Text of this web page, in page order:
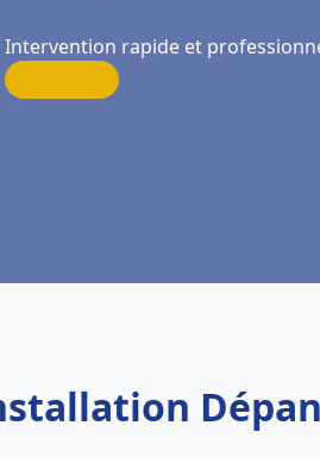
Intervention rapide et